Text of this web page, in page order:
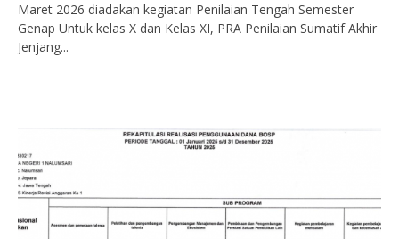
Maret 2026 diadakan kegiatan Penilaian Tengah Semester
Genap Untuk kelas X dan Kelas XI, PRA Penilaian Sumatif Akhir
Jenjang...